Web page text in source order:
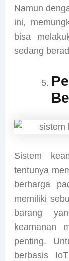
Namun
ini,
bisa
sedang
Sistem
tentunya
berharga
memiliki
barang
keamanan
penting.
berbasis